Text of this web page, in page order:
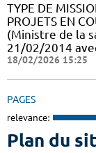
TYPE DE
PROJETS EN
(Ministre de la
21/02/2014
18/02/2026 15:25
PAGES
relevance:
Plan du